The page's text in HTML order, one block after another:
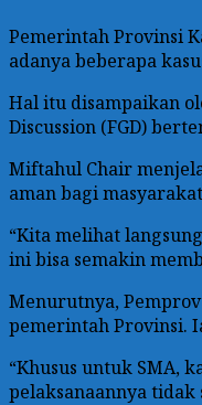
Pemerintah Provinsi
adanya beberapa
Hal itu disampaikan
Discussion (FGD)
Miftahul Chair
aman bagi
“Kita melihat
ini bisa semakin
Menurutnya,
pemerintah Provinsi.
“Khusus untuk SMA,
pelaksanaannya